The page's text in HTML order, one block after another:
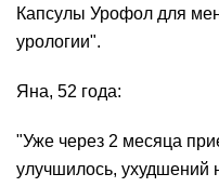
Капсулы Урофол для
урологии".
Яна, 52 года:
"Уже через 2 месяца
улучшилось, ухудшений